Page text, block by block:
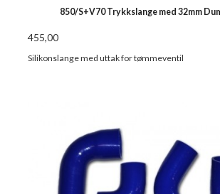
850/S+V70 Trykkslange med 32mm
455,00
Silikonslange med uttak for tømmeventil